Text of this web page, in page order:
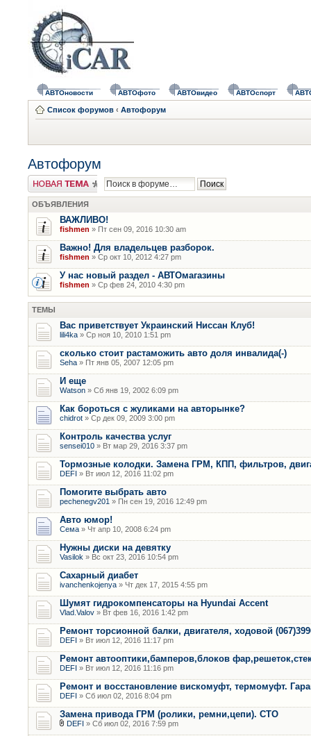
АВТОновости АВТОфото АВТОвидео АВТОспорт
Список форумов ‹ Автофорум
Автофорум
Новая тема
ОБЪЯВЛЕНИЯ
ВАЖЛИВО!
fishmen » Пт сен 09, 2016 10:30 am
Важно! Для владельцев разборок.
fishmen » Ср окт 10, 2012 4:27 pm
У нас новый раздел - АВТОмагазины
fishmen » Ср фев 24, 2010 4:30 pm
ТЕМЫ
Вас приветствует Украинский Ниссан Клуб!
lili4ka » Ср ноя 10, 2010 1:51 pm
сколько стоит растаможить авто доля инвалида(-)
Seha » Пт янв 05, 2007 12:05 pm
И еще
Watson » Сб янв 19, 2002 6:09 pm
Как бороться с жуликами на авторынке?
chidrot » Ср дек 09, 2009 3:00 pm
Контроль качества услуг
sensei010 » Вт мар 29, 2016 3:37 pm
Тормозные колодки. Замена ГРМ, КПП, фильтров,
DEFI » Вт июл 12, 2016 11:02 pm
Помогите выбрать авто
pechenegv201 » Пн сен 19, 2016 12:49 pm
Авто юмор!
Сема » Чт апр 10, 2008 6:24 pm
Нужны диски на девятку
Vasilok » Вс окт 23, 2016 10:54 pm
Сахарный диабет
ivanchenkojenya » Чт дек 17, 2015 4:55 pm
Шумят гидрокомпенсаторы на Hyundai Accent
Vlad.Valov » Вт фев 16, 2016 1:42 pm
Ремонт торсионной балки, двигателя, ходовой
DEFI » Вт июл 12, 2016 11:17 pm
Ремонт автооптики,бамперов,блоков
DEFI » Вт июл 12, 2016 11:16 pm
Ремонт и восстановление вискомуфт, термомуфт.
DEFI » Сб июл 02, 2016 8:04 pm
Замена привода ГРМ (ролики, ремни,цепи). СТО
DEFI » Сб июл 02, 2016 7:59 pm